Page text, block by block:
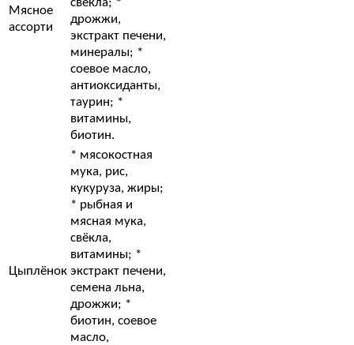
Мясное
ассорти
дрожжи,
экстракт печени,
минералы; *
соевое масло,
антиоксиданты,
таурин; *
витамины,
биотин.
Цыплёнок
* мясокостная
мука, рис,
кукуруза, жиры;
* рыбная и
мясная мука,
свёкла,
витамины; *
экстракт печени,
семена льна,
дрожжи; *
биотин, соевое
масло,